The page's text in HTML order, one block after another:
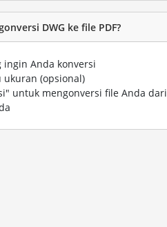
DWG ke file PDF?
ingin Anda konversi
ukuran (opsional)
untuk mengonversi file Anda dari